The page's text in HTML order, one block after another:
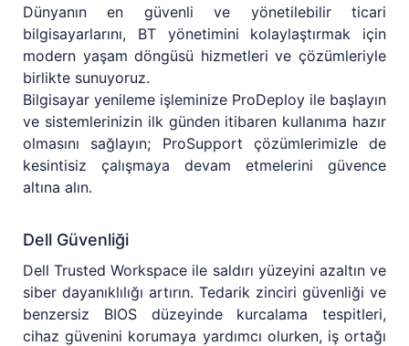
Dünyanın en güvenli ve yönetilebilir ticari
bilgisayarlarını, BT yönetimini kolaylaştırmak için
modern yaşam döngüsü hizmetleri ve çözümleriyle
birlikte sunuyoruz.
Bilgisayar yenileme işleminize ProDeploy ile başlayın
ve sistemlerinizin ilk günden itibaren kullanıma hazır
olmasını sağlayın; ProSupport çözümlerimizle de
kesintisiz çalışmaya devam etmelerini güvence
altına alın.
Dell Güvenliği
Dell Trusted Workspace ile saldırı yüzeyini azaltın ve
siber dayanıklılığı artırın. Tedarik zinciri güvenliği ve
benzersiz BIOS düzeyinde kurcalama tespitleri,
cihaz güvenini korumaya yardımcı olurken, iş ortağı